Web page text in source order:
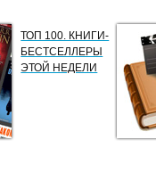
ТОП 100. КНИГИ-
БЕСТСЕЛЛЕРЫ
ЭТОЙ НЕДЕЛИ